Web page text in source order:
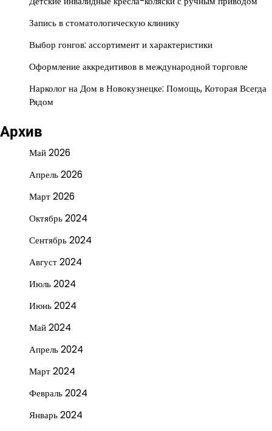
Запись в стоматологическую клинику
Выбор гонгов: ассортимент и характеристики
Оформление аккредитивов в международной торговле
Нарколог на Дом в Новокузнецке: Помощь, Которая Всегда
Рядом
Архив
Май 2026
Апрель 2026
Март 2026
Октябрь 2024
Сентябрь 2024
Август 2024
Июль 2024
Июнь 2024
Май 2024
Апрель 2024
Март 2024
Февраль 2024
Январь 2024